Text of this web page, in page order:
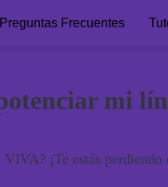
Preguntas Frecuentes
mi
¡Te estás